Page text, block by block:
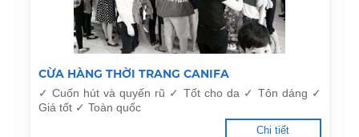
CỪA HÀNG THỜI TRANG CANIFA
✓ Cuốn hút và quyến rũ ✓ Tốt cho da ✓ Tôn dáng ✓
Giá tốt ✓ Toàn quốc
Chi tiết